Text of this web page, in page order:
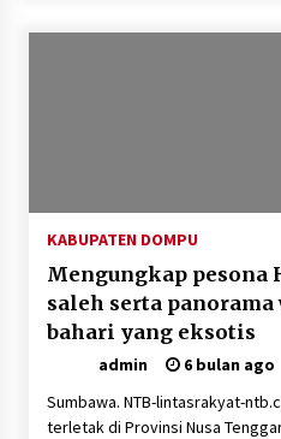
KABUPATEN DOMPU
Mengungkap pesona
saleh serta
bahari yang eksotis
admin
6 bulan ago
Sumbawa. NTB-lintasrakyat-
terletak di Provinsi Nusa